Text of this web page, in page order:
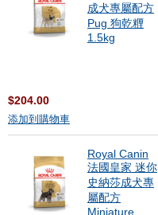
成犬專屬配方
Pug 狗乾糎
1.5kg
$204.00
添加到購物車
Royal Canin
法國皇家 迷你
史納莎成犬專
屬配方
Miniature